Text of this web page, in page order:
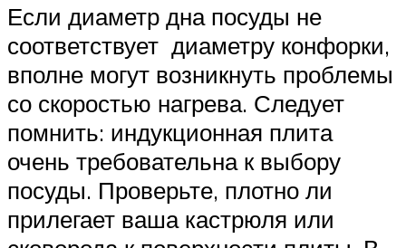
Если диаметр дна посуды не
соответствует диаметру конфорки,
вполне могут возникнуть проблемы
со скоростью нагрева. Следует
помнить: индукционная плита
очень требовательна к выбору
посуды. Проверьте, плотно ли
прилегает ваша кастрюля или